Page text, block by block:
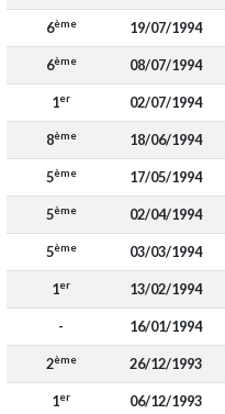
6ème 19/07/1994
6ème 08/07/1994
1er 02/07/1994
8ème 18/06/1994
5ème 17/05/1994
5ème 02/04/1994
5ème 03/03/1994
1er 13/02/1994
- 16/01/1994
2ème 26/12/1993
1er 06/12/1993